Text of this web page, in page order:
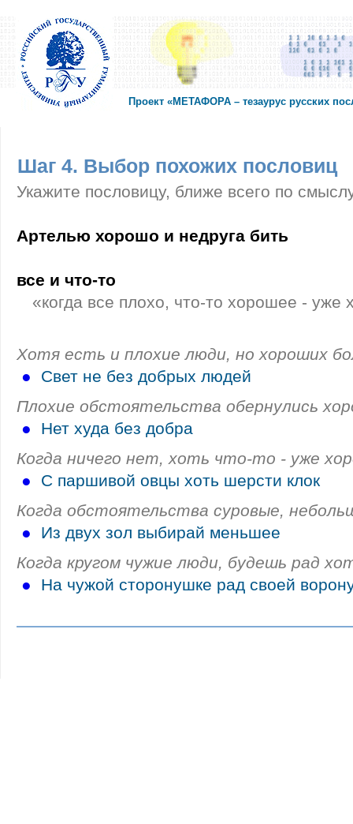
Проект «МЕТАФОРА – тезаурус русских
Шаг 4. Выбор похожих пословиц
Укажите пословицу, ближе всего по
Артелью хорошо и недруга бить
все и что-то
«когда все плохо, что-то хорошее - уже
Хотя есть и плохие люди, но хороших
●
Свет не без добрых людей
Плохие обстоятельства обернулись
●
Нет худа без добра
Когда ничего нет, хоть что-то - уже
●
С паршивой овцы хоть шерсти клок
Когда обстоятельства суровые,
●
Из двух зол выбирай меньшее
Когда кругом чужие люди, будешь рад
●
На чужой сторонушке рад своей